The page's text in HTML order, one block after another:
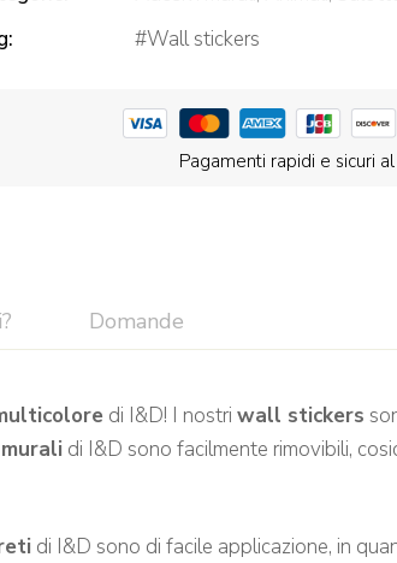
Wall stickers
Pagamenti rapidi e sicuri
Domande
di I&D! I nostri wall stickers
di I&D sono facilmente rimovibili,
di I&D sono di facile applicazione, in